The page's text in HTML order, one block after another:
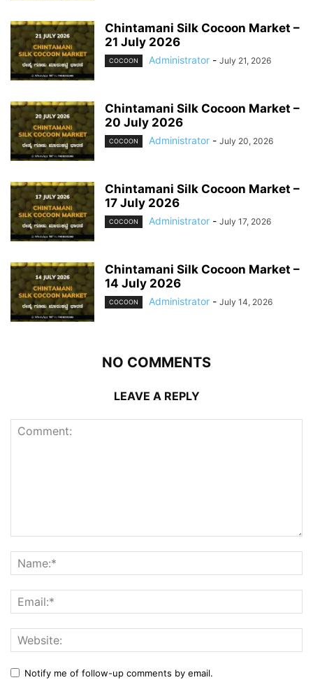
Chintamani Silk Cocoon Market –
21 July 2026
COCOON Administrator - July 21, 2026
Chintamani Silk Cocoon Market –
20 July 2026
COCOON Administrator - July 20, 2026
Chintamani Silk Cocoon Market –
17 July 2026
COCOON Administrator - July 17, 2026
Chintamani Silk Cocoon Market –
14 July 2026
COCOON Administrator - July 14, 2026
NO COMMENTS
LEAVE A REPLY
Notify me of follow-up comments by email.